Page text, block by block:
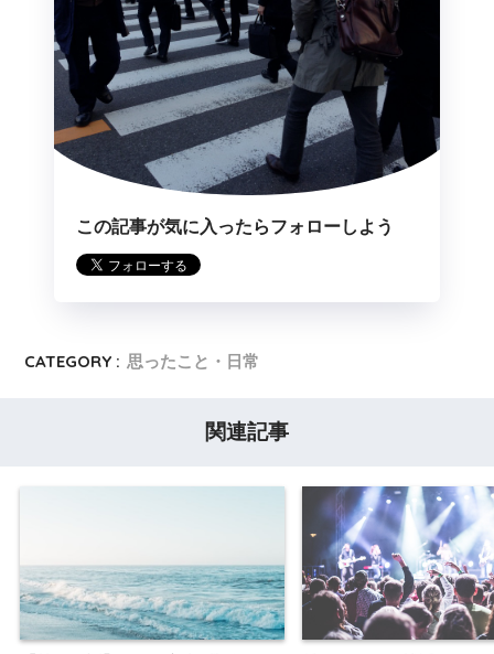
この記事が気に入ったらフォローしよう
CATEGORY : 思ったこと・日常
関連記事